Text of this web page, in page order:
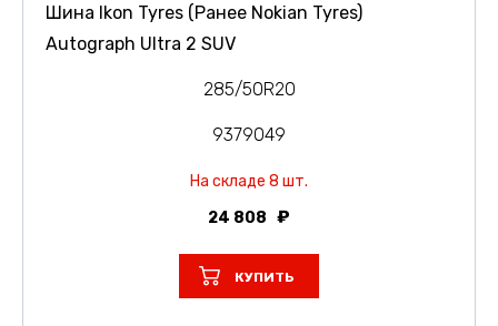
Шина Ikon Tyres (Ранее Nokian Tyres)
Autograph Ultra 2 SUV
285/50R20
9379049
На складе 8 шт.
24 808
КУПИТЬ